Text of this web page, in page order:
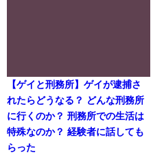
【ゲイと刑務所】ゲイが逮捕さ
れたらどうなる？ どんな刑務所
に行くのか？ 刑務所での生活は
特殊なのか？ 経験者に話しても
らった